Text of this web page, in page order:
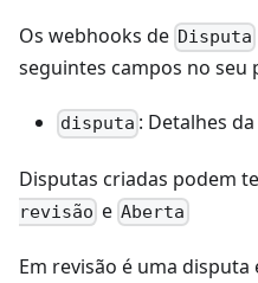
Os webhooks de Disputa
seguintes campos no seu
disputa : Detalhes
Disputas criadas podem
revisão eAberta
Em revisão é uma disputa